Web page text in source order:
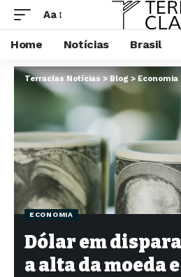
Aa
Home Notícias Brasil
Terraclas Notícias > Blog > Economia
ECONOMIA
Dólar em
a alta da moeda